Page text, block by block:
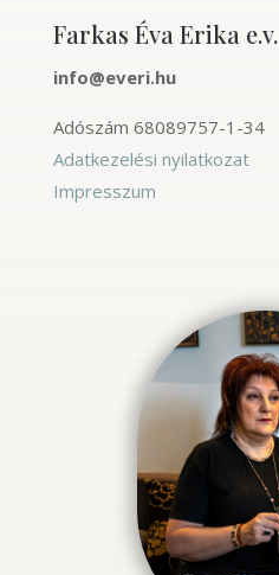
Farkas Éva Erika e.v.
info@everi.hu
Adószám 68089757-1-34
Adatkezelési nyilatkozat
Impresszum